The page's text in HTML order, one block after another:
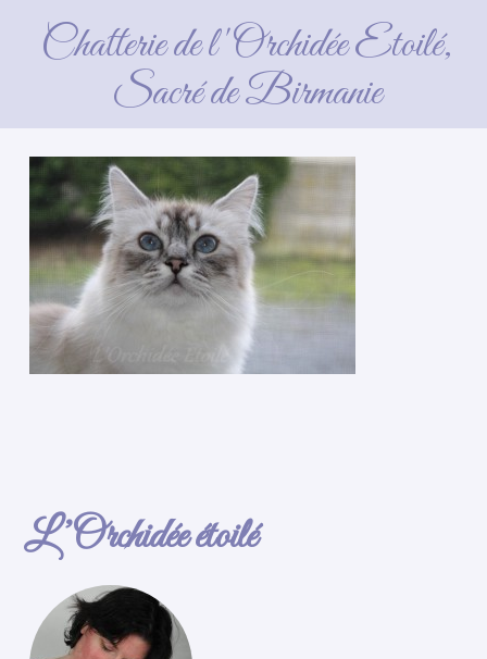
Chatterie de l'Orchidée Etoilé,
Sacré de Birmanie
L’Orchidée étoilé